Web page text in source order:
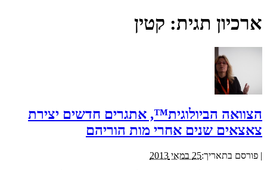
ארכיון תגית: קטין
הצוואה הביולוגית™, אתגרים חדשים יצירת
צאצאים שנים אחרי מות הוריהם
| פורסם בתאריך:25 במאי 2013